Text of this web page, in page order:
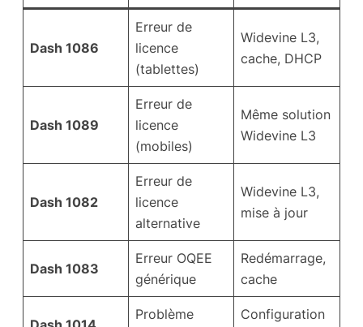
Dash 1086
Erreur de
licence
(tablettes)
Widevine L3,
cache, DHCP
Dash 1089
Erreur de
licence
(mobiles)
Même solution
Widevine L3
Dash 1082
Erreur de
licence
alternative
Widevine L3,
mise à jour
Dash 1083
Erreur OQEE
générique
Redémarrage,
cache
Problème Configuration